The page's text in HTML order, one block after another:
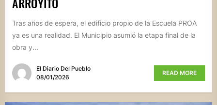
Tras años de espera, el edificio propio de la Escuela PROA
ya es una realidad. El Municipio asumió la etapa final de la
obra y...
El Diario Del Pueblo
08/01/2026
READ MORE